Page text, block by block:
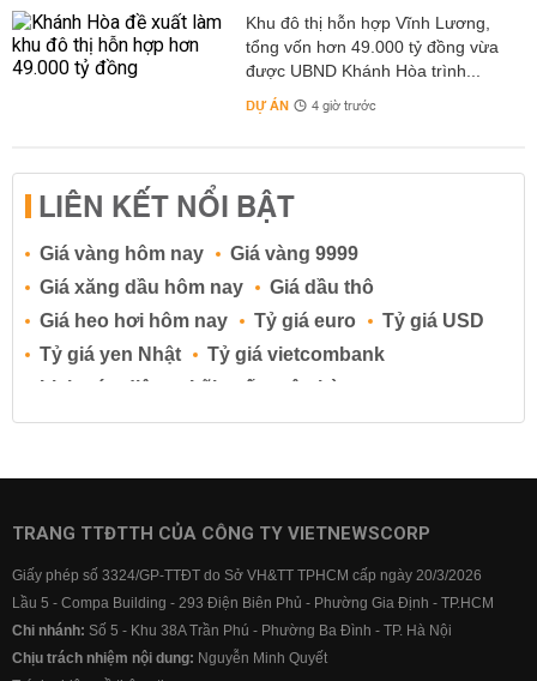
Khu đô thị hỗn hợp Vĩnh Lương,
tổng vốn hơn 49.000 tỷ đồng vừa
được UBND Khánh Hòa trình...
DỰ ÁN 4 giờ trước
LIÊN KẾT NỔI BẬT
Giá vàng hôm nay
Giá vàng 9999
Giá xăng dầu hôm nay
Giá dầu thô
Giá heo hơi hôm nay
Tỷ giá euro
Tỷ giá USD
Tỷ giá yen Nhật
Tỷ giá vietcombank
Lịch cúp điện
Lãi suất ngân hàng
Lãi suất tiết kiệm
Lãi suất tiền gửi
Lãi suất ngân hàng BIDV
Lãi suất ngân hàng Vietcombank
TRANG TTĐTTH CỦA CÔNG TY VIETNEWSCORP
Giấy phép số 3324/GP-TTĐT do Sở VH&TT TPHCM cấp ngày 20/3/2026
Lầu 5 - Compa Building - 293 Điện Biên Phủ - Phường Gia Định - TP.HCM
Chi nhánh: Số 5 - Khu 38A Trần Phú - Phường Ba Đình - TP. Hà Nội
Chịu trách nhiệm nội dung: Nguyễn Minh Quyết